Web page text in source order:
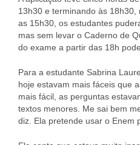
13h30 e terminando às
as 15h30, os estudantes
mas sem levar o Caderno de
do exame a partir das 18h
Para a estudante Sabrina
hoje estavam mais fáceis que
mais fácil, as perguntas
textos menores. Me sai bem
diz. Ela pretende usar o Enem